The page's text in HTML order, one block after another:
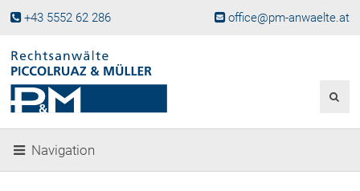
+43 5552 62 286 office@pm-anwaelte.at
Fachgebiete
Gesellschaftsgründung &
Beteiligungen
Navigation